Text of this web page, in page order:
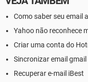
Como saber seu email
Yahoo não reconhece
Criar uma conta do
Sincronizar email gmail
Recuperar e-mail iBest